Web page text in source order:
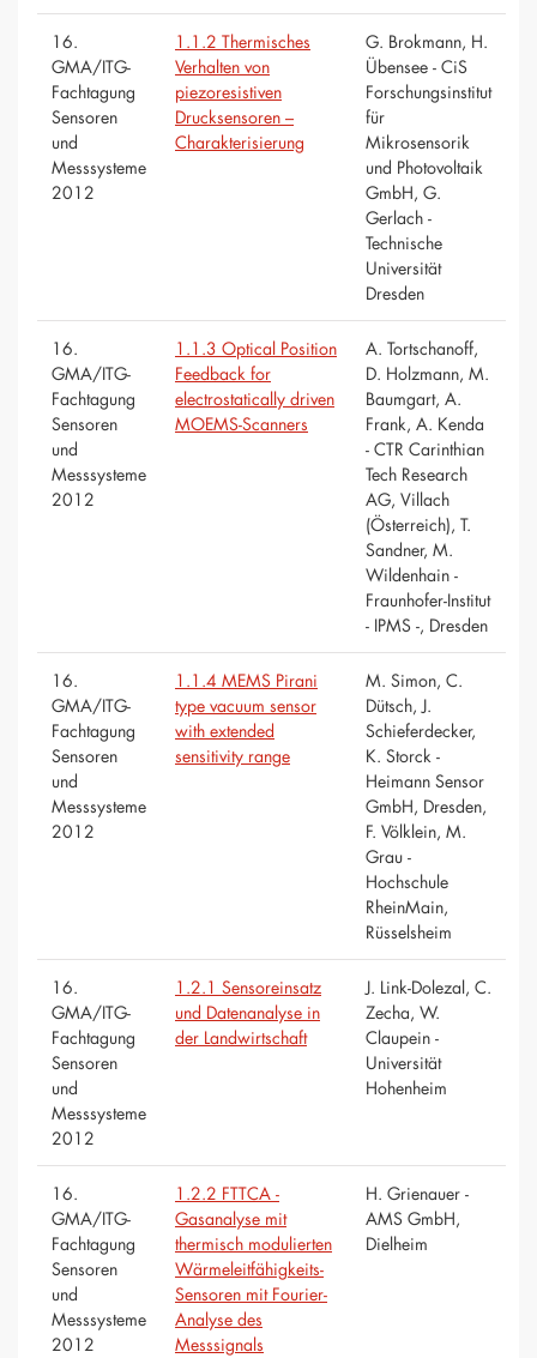
16.
GMA/ITG-
Fachtagung
Sensoren
und
Messsysteme
2012
1.1.2 Thermisches
Verhalten von
piezoresistiven
Drucksensoren –
Charakterisierung
G. Brokmann, H.
Übensee - CiS
Forschungsinstitut
für
Mikrosensorik
und Photovoltaik
GmbH, G.
Gerlach -
Technische
Universität
Dresden
16.
GMA/ITG-
Fachtagung
Sensoren
und
Messsysteme
2012
1.1.3 Optical Position
Feedback for
electrostatically driven
MOEMS-Scanners
A. Tortschanoff,
D. Holzmann, M.
Baumgart, A.
Frank, A. Kenda
- CTR Carinthian
Tech Research
AG, Villach
(Österreich), T.
Sandner, M.
Wildenhain -
Fraunhofer-Institut
- IPMS -, Dresden
16.
GMA/ITG-
Fachtagung
Sensoren
und
Messsysteme
2012
1.1.4 MEMS Pirani
type vacuum sensor
with extended
sensitivity range
M. Simon, C.
Dütsch, J.
Schieferdecker,
K. Storck -
Heimann Sensor
GmbH, Dresden,
F. Völklein, M.
Grau -
Hochschule
RheinMain,
Rüsselsheim
16.
GMA/ITG-
Fachtagung
Sensoren
und
Messsysteme
2012
1.2.1 Sensoreinsatz
und Datenanalyse in
der Landwirtschaft
J. Link-Dolezal, C.
Zecha, W.
Claupein -
Universität
Hohenheim
16.
GMA/ITG-
Fachtagung
Sensoren
und
Messsysteme
2012
1.2.2 FTTCA -
Gasanalyse mit
thermisch modulierten
Wärmeleitfähigkeits-
Sensoren mit Fourier-
Analyse des
Messsignals
H. Grienauer -
AMS GmbH,
Dielheim